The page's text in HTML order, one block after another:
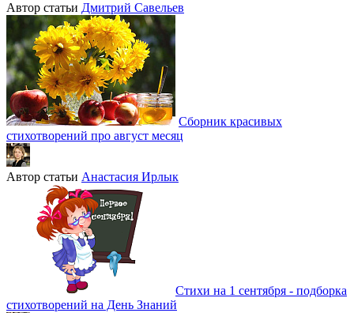
Автор статьи Дмитрий Савельев
Сборник красивых
стихотворений про август месяц
Автор статьи Анастасия Ирлык
Стихи на 1 сентября - подборка
стихотворений на День Знаний